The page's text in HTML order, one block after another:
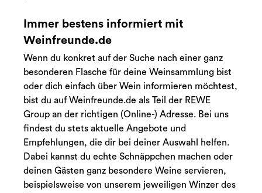
Immer bestens informiert mit
Weinfreunde.de
Wenn du konkret auf der Suche nach einer ganz
besonderen Flasche für deine Weinsammlung bist
oder dich einfach über Wein informieren möchtest,
bist du auf Weinfreunde.de als Teil der REWE
Group an der richtigen (Online-) Adresse. Bei uns
findest du stets aktuelle Angebote und
Empfehlungen, die dir bei deiner Auswahl helfen.
Dabei kannst du echte Schnäppchen machen oder
deinen Gästen ganz besondere Weine servieren,
beispielsweise von unserem jeweiligen Winzer des